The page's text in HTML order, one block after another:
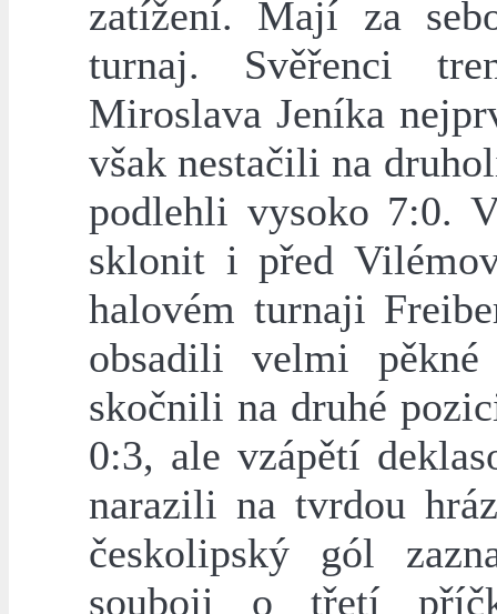
zatížení. Mají za
turnaj. Svěřenci
Miroslava Jeníka
však nestačili na
podlehli vysoko 7:0.
sklonit i před
halovém turnaji
obsadili velmi
skočnili na druhé
0:3, ale vzápětí
narazili na tvrdou
českolipský gól
souboji o třetí